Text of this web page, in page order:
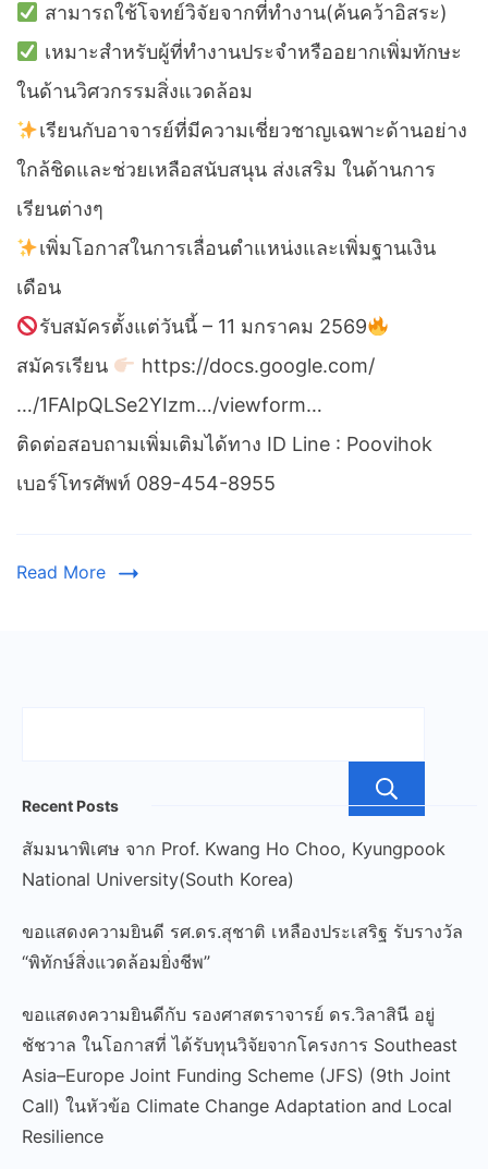
สามารถใช้โจทย์วิจัยจากที่ทำงาน(ค้นคว้าอิสระ)
เหมาะสำหรับผู้ที่ทำงานประจำหรืออยากเพิ่มทักษะ
ในด้านวิศวกรรมสิ่งแวดล้อม
เรียนกับอาจารย์ที่มีความเชี่ยวชาญเฉพาะด้านอย่าง
ใกล้ชิดและช่วยเหลือสนับสนุน ส่งเสริม ในด้านการ
เรียนต่างๆ
เพิ่มโอกาสในการเลื่อนตำแหน่งและเพิ่มฐานเงิน
เดือน
รับสมัครตั้งแต่วันนี้ – 11 มกราคม 2569
สมัครเรียน
https://docs.google.com/
…/1FAIpQLSe2YIzm…/viewform…
ติดต่อสอบถามเพิ่มเติมได้ทาง ID Line : Poovihok
เบอร์โทรศัพท์ 089-454-8955
Read More
Recent Posts
สัมมนาพิเศษ จาก Prof. Kwang Ho Choo, Kyungpook
National University(South Korea)
ขอแสดงความยินดี รศ.ดร.สุชาติ เหลืองประเสริฐ รับรางวัล
“พิทักษ์สิ่งแวดล้อมยิ่งชีพ”
ขอแสดงความยินดีกับ รองศาสตราจารย์ ดร.วิลาสินี อยู่
ชัชวาล ในโอกาสที่ ได้รับทุนวิจัยจากโครงการ Southeast
Asia–Europe Joint Funding Scheme (JFS) (9th Joint
Call) ในหัวข้อ Climate Change Adaptation and Local
Resilience